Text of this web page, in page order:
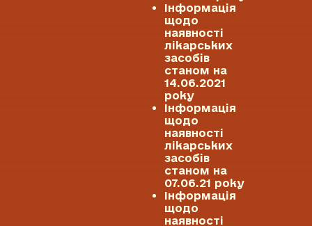
Інформація
щодо
наявності
лікарських
засобів
станом на
14.06.2021
року
Інформація
щодо
наявності
лікарських
засобів
станом на
07.06.21 року
Інформація
щодо
наявності